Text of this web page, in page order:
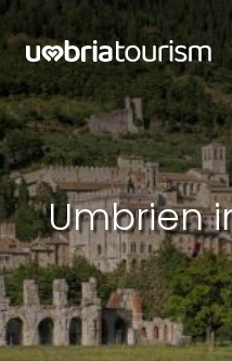
Zum Hauptinhalt springen
Umbrien